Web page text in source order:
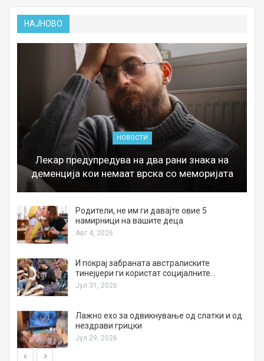
НАЈНОВО
НОВОСТИ
Лекар предупредува на два рани знака на
деменција кои немаат врска со меморијата
Родители, не им ги давајте овие 5
намирници на вашите деца
Авг 4, 2026
И покрај забраната австралиските
тинејџери ги користат социјалните…
Јул 31, 2026
Лажно ехо за одвикнување од слатки и од
нездрави грицки
Јул 29, 2026